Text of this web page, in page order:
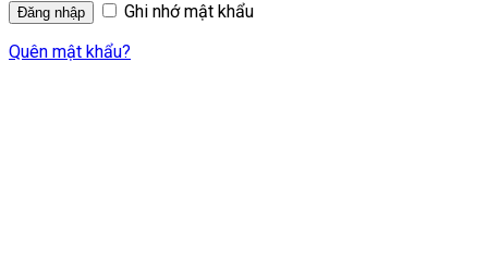
Ghi nhớ mật khẩu
Quên mật khẩu?